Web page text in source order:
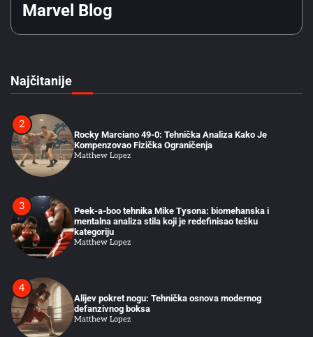
Marvel Blog
Najčitanije
2
Rocky Marciano 49-0: Tehnička Analiza Kako Je
Kompenzovao Fizička Ograničenja
Matthew Lopez
3
Peek-a-boo tehnika Mike Tysona: biomehanska i
mentalna analiza stila koji je redefinisao tešku
kategoriju
Matthew Lopez
4
Alijev pokret nogu: Tehnička osnova modernog
defanzivnog boksa
Matthew Lopez